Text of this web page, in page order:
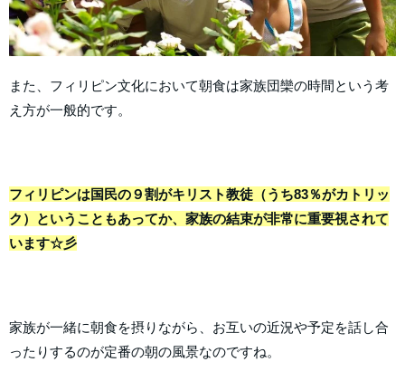
また、フィリピン文化において朝食は家族団欒の時間という考
え方が一般的です。
フィリピンは国民の９割がキリスト教徒（うち83％がカトリッ
ク）ということもあってか、家族の結束が非常に重要視されて
います☆彡
家族が一緒に朝食を摂りながら、お互いの近況や予定を話し合
ったりするのが定番の朝の風景なのですね。